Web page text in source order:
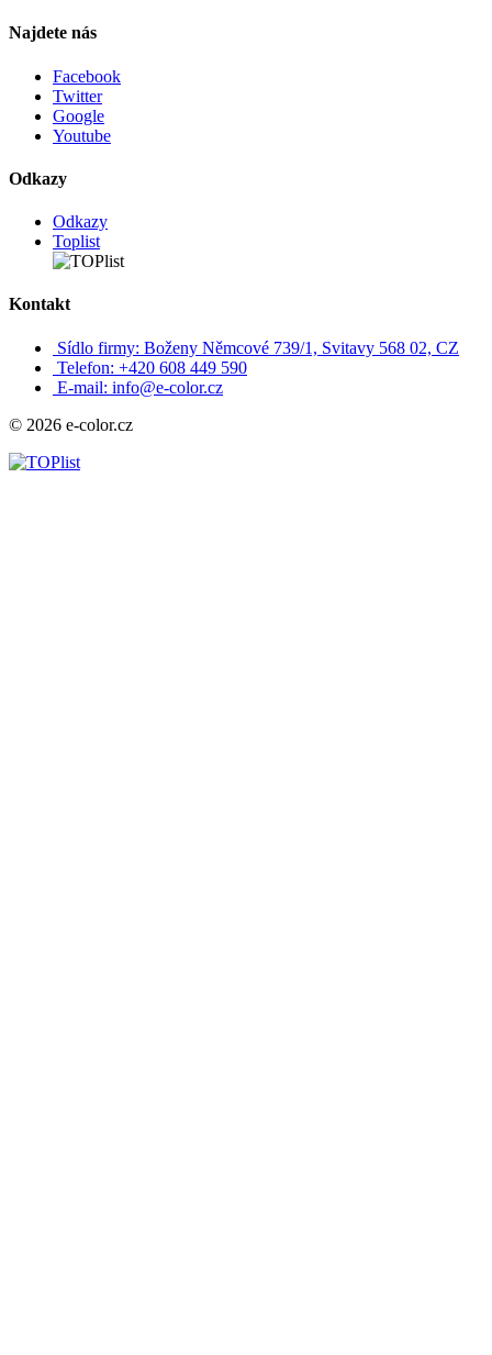
Najdete nás
Facebook
Twitter
Google
Youtube
Odkazy
Odkazy
Toplist
Kontakt
Sídlo firmy: Boženy Němcové 739/1, Svitavy 568 02, CZ
Telefon: +420 608 449 590
E-mail: info@e-color.cz
© 2026 e-color.cz